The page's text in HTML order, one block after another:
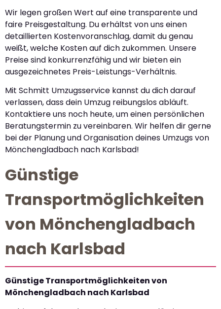
Wir legen großen Wert auf eine transparente und
faire Preisgestaltung. Du erhältst von uns einen
detaillierten Kostenvoranschlag, damit du genau
weißt, welche Kosten auf dich zukommen. Unsere
Preise sind konkurrenzfähig und wir bieten ein
ausgezeichnetes Preis-Leistungs-Verhältnis.
Mit Schmitt Umzugsservice kannst du dich darauf
verlassen, dass dein Umzug reibungslos abläuft.
Kontaktiere uns noch heute, um einen persönlichen
Beratungstermin zu vereinbaren. Wir helfen dir gerne
bei der Planung und Organisation deines Umzugs von
Mönchengladbach nach Karlsbad!
Günstige
Transportmöglichkeiten
von Mönchengladbach
nach Karlsbad
Günstige Transportmöglichkeiten von
Mönchengladbach nach Karlsbad